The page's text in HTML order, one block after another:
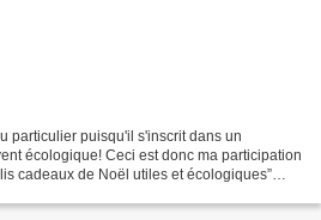
particulier puisqu'il s'inscrit dans un
écologique! Ceci est donc ma participation
cadeaux de Noël utiles et écologiques”